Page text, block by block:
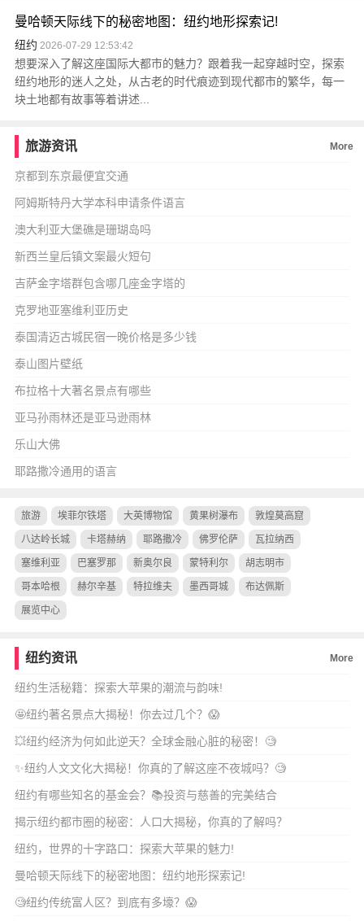
曼哈顿天际线下的秘密地图：纽约地形探索记!
纽约 2026-07-29 12:53:42
想要深入了解这座国际大都市的魅力？跟着我一起穿越时空，探索
纽约地形的迷人之处，从古老的时代痕迹到现代都市的繁华，每一
块土地都有故事等着讲述...
旅游资讯 More
京都到东京最便宜交通
阿姆斯特丹大学本科申请条件语言
澳大利亚大堡礁是珊瑚岛吗
新西兰皇后镇文案最火短句
吉萨金字塔群包含哪几座金字塔的
克罗地亚塞维利亚历史
泰国清迈古城民宿一晚价格是多少钱
泰山图片壁纸
布拉格十大著名景点有哪些
亚马孙雨林还是亚马逊雨林
乐山大佛
耶路撒冷通用的语言
旅游 埃菲尔铁塔 大英博物馆 黄果树瀑布 敦煌莫高窟
八达岭长城 卡塔赫纳 耶路撒冷 佛罗伦萨 瓦拉纳西
塞维利亚 巴塞罗那 新奥尔良 蒙特利尔 胡志明市
哥本哈根 赫尔辛基 特拉维夫 墨西哥城 布达佩斯
展览中心
纽约资讯 More
纽约生活秘籍：探索大苹果的潮流与韵味!
🤩纽约著名景点大揭秘！你去过几个？😱
💥纽约经济为何如此逆天？全球金融心脏的秘密！🧐
✨纽约人文文化大揭秘！你真的了解这座不夜城吗？🧐
纽约有哪些知名的基金会？📚投资与慈善的完美结合
揭示纽约都市圈的秘密：人口大揭秘，你真的了解吗？
纽约，世界的十字路口：探索大苹果的魅力!
曼哈顿天际线下的秘密地图：纽约地形探索记!
🧐纽约传统富人区？到底有多壕？😱